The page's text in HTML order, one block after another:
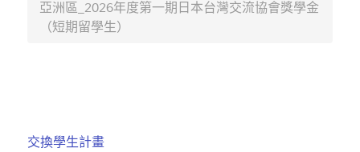
亞洲區_2026年度第一期日本台灣交流協會獎學金
（短期留學生）
交換學生計畫